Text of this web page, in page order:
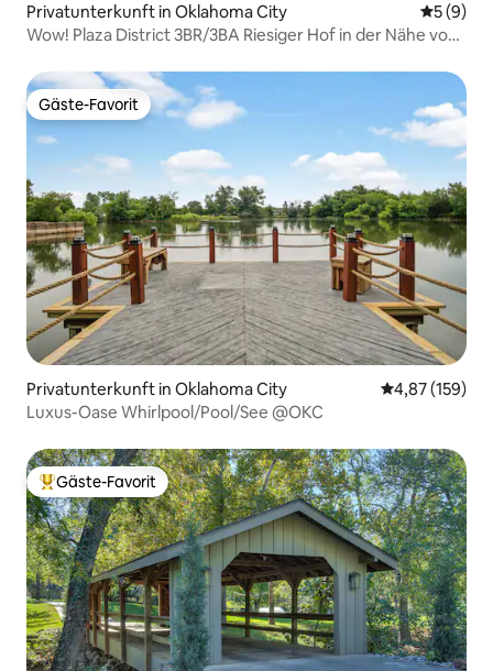
Privatunterkunft in Oklahoma City
5 (9)
Wow! Plaza District 3BR/3BA Riesiger Hof in der Nähe von
Gäste-Favorit
Gäste-Favorit
Privatunterkunft in Oklahoma City
4,87 (159)
Luxus-Oase Whirlpool/Pool/See @OKC
Beliebter Gäste-Favorit.
Gäste-Favorit